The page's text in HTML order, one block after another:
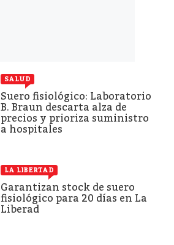
SALUD
Suero fisiológico: Laboratorio
B. Braun descarta alza de
precios y prioriza suministro
a hospitales
LA LIBERTAD
Garantizan stock de suero
fisiológico para 20 días en La
Liberad